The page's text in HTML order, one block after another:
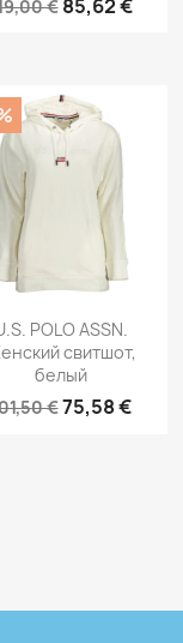
€ 85,62 €
просмотр
POLO ASSN.
свитшот,
белый
€75,58 €